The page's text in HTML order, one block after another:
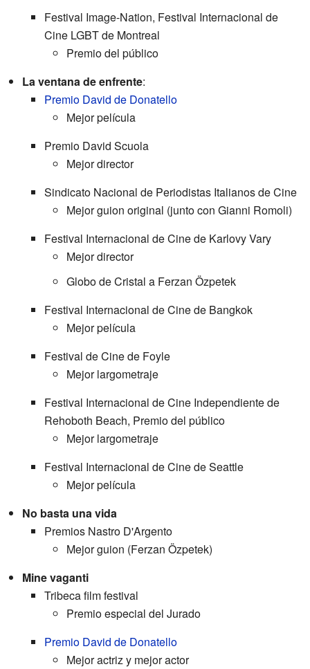
Festival Image-Nation, Festival Internacional de
Cine LGBT de Montreal
Premio del público
La ventana de enfrente:
Premio David de Donatello
Mejor película
Premio David Scuola
Mejor director
Sindicato Nacional de Periodistas Italianos de Cine
Mejor guion original (junto con Gianni Romoli)
Festival Internacional de Cine de Karlovy Vary
Mejor director
Globo de Cristal a Ferzan Özpetek
Festival Internacional de Cine de Bangkok
Mejor película
Festival de Cine de Foyle
Mejor largometraje
Festival Internacional de Cine Independiente de
Rehoboth Beach, Premio del público
Mejor largometraje
Festival Internacional de Cine de Seattle
Mejor película
No basta una vida
Premios Nastro D'Argento
Mejor guion (Ferzan Özpetek)
Mine vaganti
Tribeca film festival
Premio especial del Jurado
Premio David de Donatello
Mejor actriz y mejor actor